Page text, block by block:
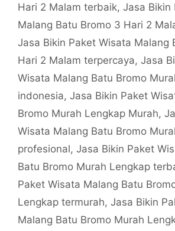
Hari 2 Malam terbaik, Jasa Bikin
Malang Batu Bromo 3 Hari 2
Jasa Bikin Paket Wisata Malang
Hari 2 Malam terpercaya, Jasa
Wisata Malang Batu Bromo
indonesia, Jasa Bikin Paket
Bromo Murah Lengkap Murah,
Wisata Malang Batu Bromo
profesional, Jasa Bikin Paket
Batu Bromo Murah Lengkap
Paket Wisata Malang Batu
Lengkap termurah, Jasa Bikin
Malang Batu Bromo Murah